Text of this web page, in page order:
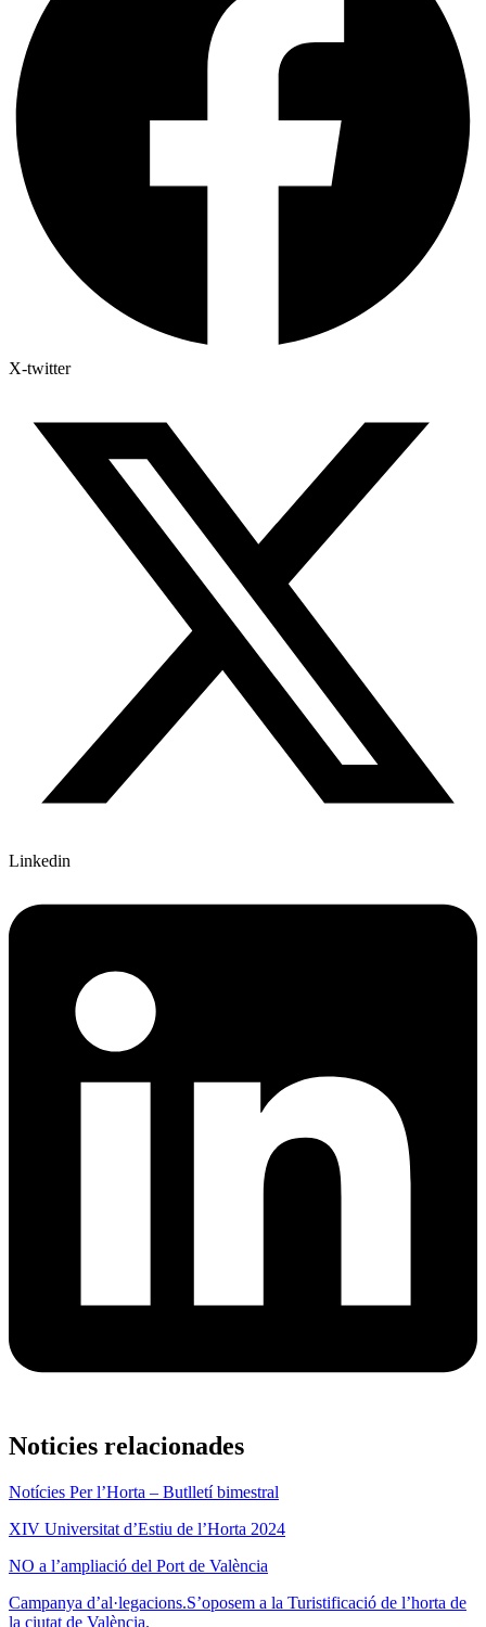
X-twitter
Linkedin
Noticies relacionades
Notícies Per l’Horta – Butlletí bimestral
XIV Universitat d’Estiu de l’Horta 2024
NO a l’ampliació del Port de València
Campanya d’al·legacions.S’oposem a la Turistificació de l’horta de
la ciutat de València.